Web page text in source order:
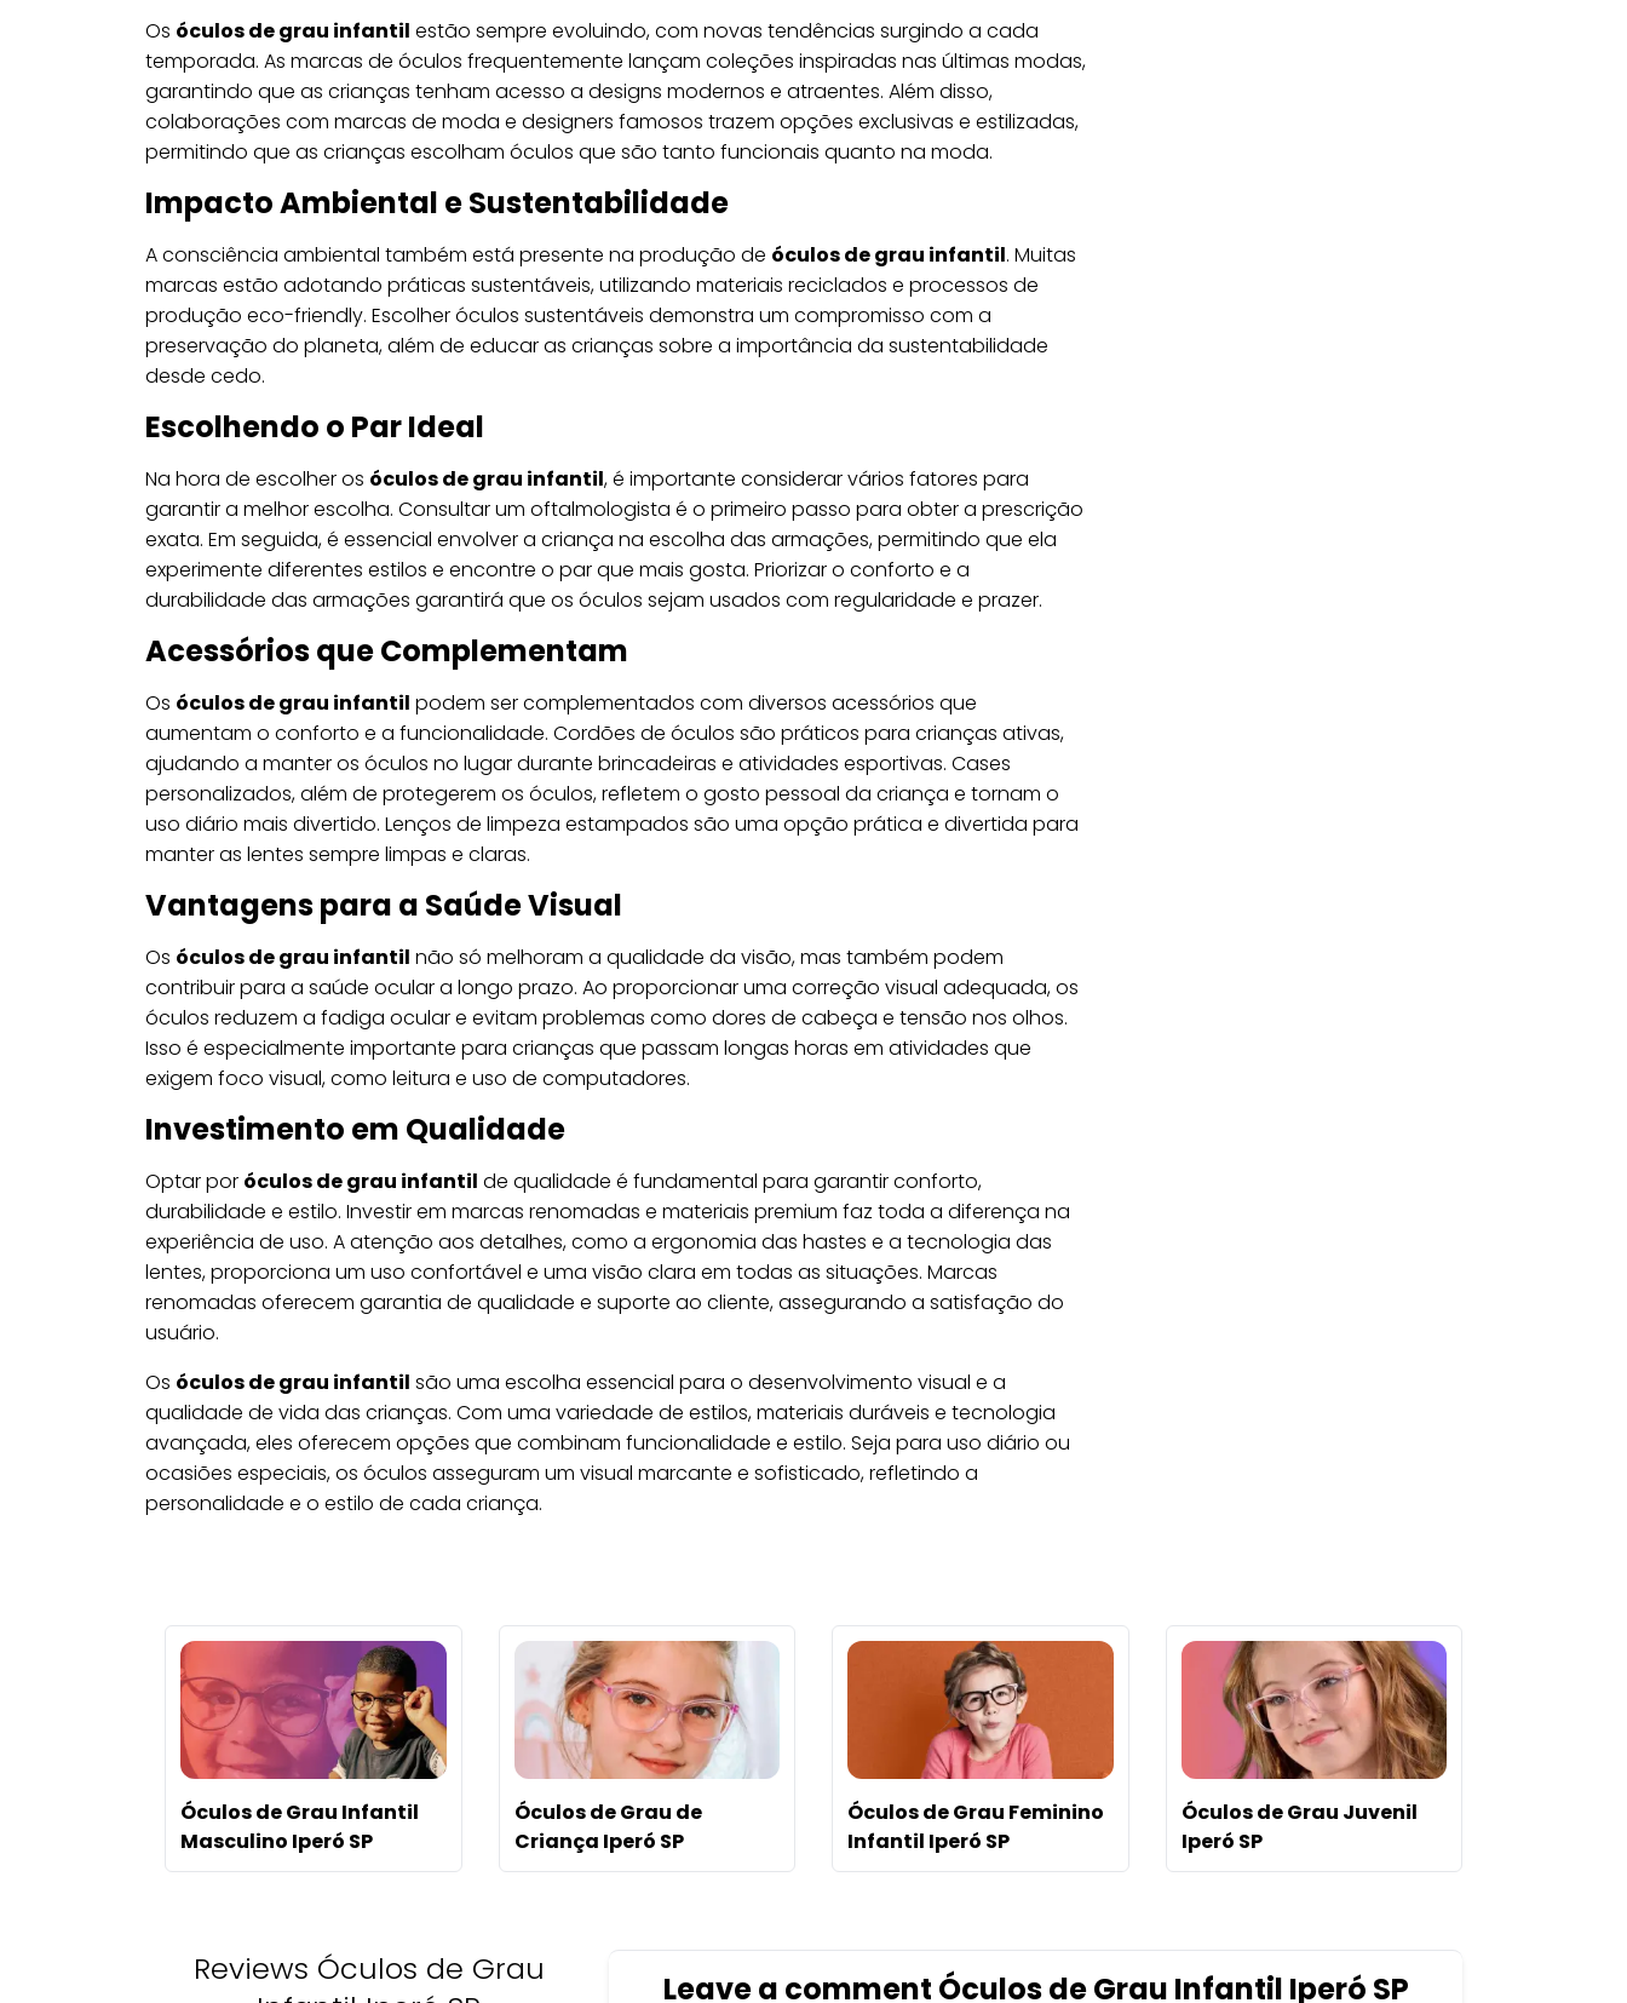
Os óculos de grau infantil estão sempre evoluindo, com novas tendências surgindo a cada
temporada. As marcas de óculos frequentemente lançam coleções inspiradas nas últimas modas,
garantindo que as crianças tenham acesso a designs modernos e atraentes. Além disso,
colaborações com marcas de moda e designers famosos trazem opções exclusivas e estilizadas,
permitindo que as crianças escolham óculos que são tanto funcionais quanto na moda.
Impacto Ambiental e Sustentabilidade
A consciência ambiental também está presente na produção de óculos de grau infantil. Muitas
marcas estão adotando práticas sustentáveis, utilizando materiais reciclados e processos de
produção eco-friendly. Escolher óculos sustentáveis demonstra um compromisso com a
preservação do planeta, além de educar as crianças sobre a importância da sustentabilidade
desde cedo.
Escolhendo o Par Ideal
Na hora de escolher os óculos de grau infantil, é importante considerar vários fatores para
garantir a melhor escolha. Consultar um oftalmologista é o primeiro passo para obter a prescrição
exata. Em seguida, é essencial envolver a criança na escolha das armações, permitindo que ela
experimente diferentes estilos e encontre o par que mais gosta. Priorizar o conforto e a
durabilidade das armações garantirá que os óculos sejam usados com regularidade e prazer.
Acessórios que Complementam
Os óculos de grau infantil podem ser complementados com diversos acessórios que
aumentam o conforto e a funcionalidade. Cordões de óculos são práticos para crianças ativas,
ajudando a manter os óculos no lugar durante brincadeiras e atividades esportivas. Cases
personalizados, além de protegerem os óculos, refletem o gosto pessoal da criança e tornam o
uso diário mais divertido. Lenços de limpeza estampados são uma opção prática e divertida para
manter as lentes sempre limpas e claras.
Vantagens para a Saúde Visual
Os óculos de grau infantil não só melhoram a qualidade da visão, mas também podem
contribuir para a saúde ocular a longo prazo. Ao proporcionar uma correção visual adequada, os
óculos reduzem a fadiga ocular e evitam problemas como dores de cabeça e tensão nos olhos.
Isso é especialmente importante para crianças que passam longas horas em atividades que
exigem foco visual, como leitura e uso de computadores.
Investimento em Qualidade
Optar por óculos de grau infantil de qualidade é fundamental para garantir conforto,
durabilidade e estilo. Investir em marcas renomadas e materiais premium faz toda a diferença na
experiência de uso. A atenção aos detalhes, como a ergonomia das hastes e a tecnologia das
lentes, proporciona um uso confortável e uma visão clara em todas as situações. Marcas
renomadas oferecem garantia de qualidade e suporte ao cliente, assegurando a satisfação do
usuário.
Os óculos de grau infantil são uma escolha essencial para o desenvolvimento visual e a
qualidade de vida das crianças. Com uma variedade de estilos, materiais duráveis e tecnologia
avançada, eles oferecem opções que combinam funcionalidade e estilo. Seja para uso diário ou
ocasiões especiais, os óculos asseguram um visual marcante e sofisticado, refletindo a
personalidade e o estilo de cada criança.
Óculos de Grau Infantil
Masculino Iperó SP
Óculos de Grau de
Criança Iperó SP
Óculos de Grau Feminino
Infantil Iperó SP
Óculos de Grau Juvenil
Iperó SP
Reviews Óculos de Grau
Leave a comment Óculos de Grau Infantil Iperó SP